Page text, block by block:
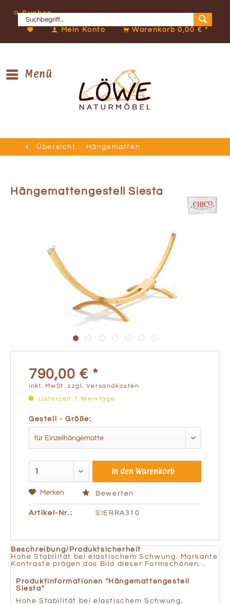
Suchen
Mein Konto Warenkorb0,00 € *
Menü
Übersicht Hängematten
Hängemattengestell Siesta
790,00 € *
inkl. MwSt.zzgl. Versandkosten
Lieferzeit 7 Werktage
Gestell - Größe:
In den Warenkorb
Merken Bewerten
Artikel-Nr.: SIERRA310
Beschreibung/Produktsicherheit
Hohe Stabilität bei elastischem Schwung. Markante
Kontraste prägen das Bild dieser Formschönen...
Produktinformationen "Hängemattengestell
Siesta"
Hohe Stabilität bei elastischem Schwung.